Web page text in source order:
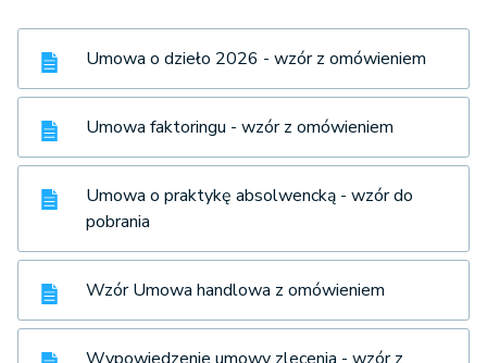
Umowa o dzieło 2026 - wzór z omówieniem
Umowa faktoringu - wzór z omówieniem
Umowa o praktykę absolwencką - wzór do
pobrania
Wzór Umowa handlowa z omówieniem